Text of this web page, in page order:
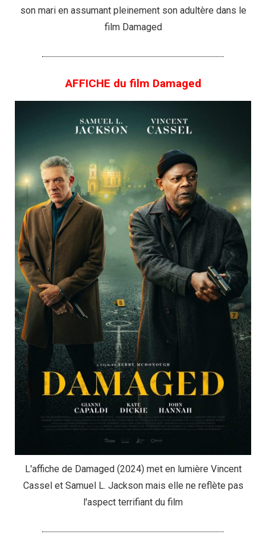
son mari en assumant pleinement son adultère dans le
film Damaged
AFFICHE du film Damaged
L'affiche de Damaged (2024) met en lumière Vincent
Cassel et Samuel L. Jackson mais elle ne reflète pas
l'aspect terrifiant du film